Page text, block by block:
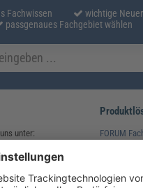
Fachwissen
wichtige
passgenaues Fachgebiet wählen
unter:
23
verlag.com
FORUM